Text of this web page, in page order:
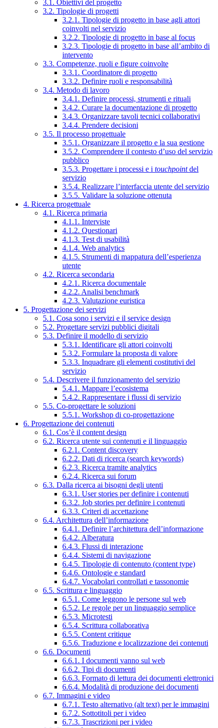
3.1. Obiettivi del progetto
3.2. Tipologie di progetti
3.2.1. Tipologie di progetto in base agli attori
coinvolti nel servizio
3.2.2. Tipologie di progetto in base al focus
3.2.3. Tipologie di progetto in base all’ambito di
intervento
3.3. Competenze, ruoli e figure coinvolte
3.3.1. Coordinatore di progetto
3.3.2. Definire ruoli e responsabilità
3.4. Metodo di lavoro
3.4.1. Definire processi, strumenti e rituali
3.4.2. Curare la documentazione di progetto
3.4.3. Organizzare tavoli tecnici collaborativi
3.4.4. Prendere decisioni
3.5. Il processo progettuale
3.5.1. Organizzare il progetto e la sua gestione
3.5.2. Comprendere il contesto d’uso del servizio
pubblico
3.5.3. Progettare i processi e i touchpointdel
servizio
3.5.4. Realizzare l’interfaccia utente del servizio
3.5.5. Validare la soluzione ottenuta
4. Ricerca progettuale
4.1. Ricerca primaria
4.1.1. Interviste
4.1.2. Questionari
4.1.3. Test di usabilità
4.1.4. Web analytics
4.1.5. Strumenti di mappatura dell’esperienza
utente
4.2. Ricerca secondaria
4.2.1. Ricerca documentale
4.2.2. Analisi benchmark
4.2.3. Valutazione euristica
5. Progettazione dei servizi
5.1. Cosa sono i servizi e il service design
5.2. Progettare servizi pubblici digitali
5.3. Definire il modello di servizio
5.3.1. Identificare gli attori coinvolti
5.3.2. Formulare la proposta di valore
5.3.3. Inquadrare gli elementi costitutivi del
servizio
5.4. Descrivere il funzionamento del servizio
5.4.1. Mappare l’ecosistema
5.4.2. Rappresentare i flussi di servizio
5.5. Co-progettare le soluzioni
5.5.1. Workshop di co-progettazione
6. Progettazione dei contenuti
6.1. Cos’è il content design
6.2. Ricerca utente sui contenuti e il linguaggio
6.2.1. Content discovery
6.2.2. Dati di ricerca (search keywords)
6.2.3. Ricerca tramite analytics
6.2.4. Ricerca sui forum
6.3. Dalla ricerca ai bisogni degli utenti
6.3.1. User stories per definire i contenuti
6.3.2. Job stories per definire i contenuti
6.3.3. Criteri di accettazione
6.4. Architettura dell’informazione
6.4.1. Definire l’architettura dell’informazione
6.4.2. Alberatura
6.4.3. Flussi di interazione
6.4.4. Sistemi di navigazione
6.4.5. Tipologie di contenuto (content type)
6.4.6. Ontologie e standard
6.4.7. Vocabolari controllati e tassonomie
6.5. Scrittura e linguaggio
6.5.1. Come leggono le persone sul web
6.5.2. Le regole per un linguaggio semplice
6.5.3. Microtesti
6.5.4. Scrittura collaborativa
6.5.5. Content critique
6.5.6. Traduzione e localizzazione dei contenuti
6.6. Documenti
6.6.1. I documenti vanno sul web
6.6.2. Tipi di documenti
6.6.3. Formato di lettura dei documenti elettronici
6.6.4. Modalità di produzione dei documenti
6.7. Immagini e video
6.7.1. Testo alternativo (alt text) per le immagini
6.7.2. Sottotitoli per i video
6.7.3. Trascrizioni per i video